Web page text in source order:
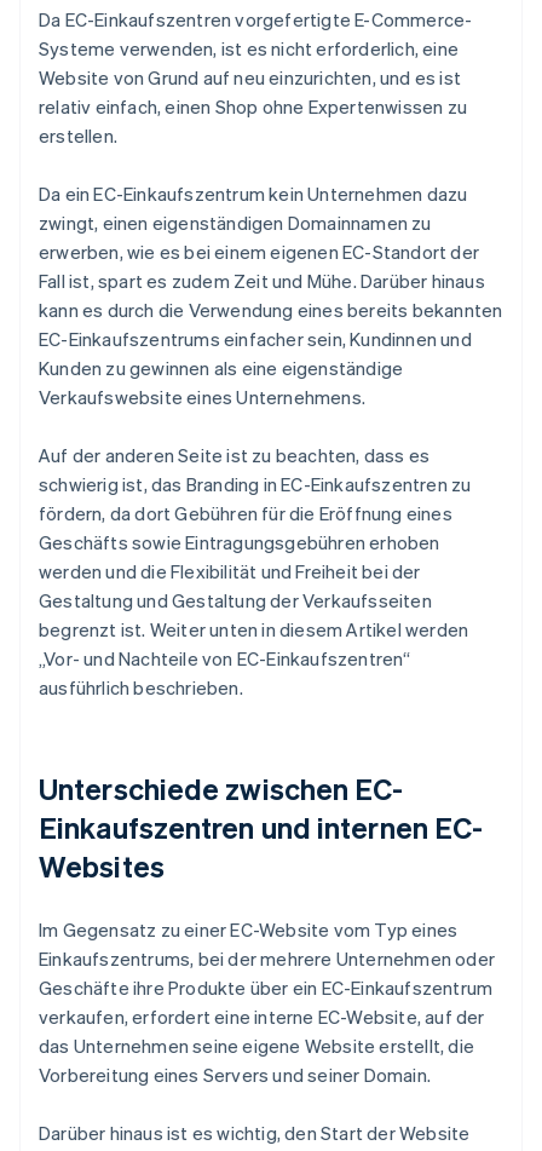
Da EC-Einkaufszentren vorgefertigte E-Commerce-
Systeme verwenden, ist es nicht erforderlich, eine
Website von Grund auf neu einzurichten, und es ist
relativ einfach, einen Shop ohne Expertenwissen zu
erstellen.
Da ein EC-Einkaufszentrum kein Unternehmen dazu
zwingt, einen eigenständigen Domainnamen zu
erwerben, wie es bei einem eigenen EC-Standort der
Fall ist, spart es zudem Zeit und Mühe. Darüber hinaus
kann es durch die Verwendung eines bereits bekannten
EC-Einkaufszentrums einfacher sein, Kundinnen und
Kunden zu gewinnen als eine eigenständige
Verkaufswebsite eines Unternehmens.
Auf der anderen Seite ist zu beachten, dass es
schwierig ist, das Branding in EC-Einkaufszentren zu
fördern, da dort Gebühren für die Eröffnung eines
Geschäfts sowie Eintragungsgebühren erhoben
werden und die Flexibilität und Freiheit bei der
Gestaltung und Gestaltung der Verkaufsseiten
begrenzt ist. Weiter unten in diesem Artikel werden
„Vor- und Nachteile von EC-Einkaufszentren“
ausführlich beschrieben.
Unterschiede zwischen EC-
Einkaufszentren und internen EC-
Websites
Im Gegensatz zu einer EC-Website vom Typ eines
Einkaufszentrums, bei der mehrere Unternehmen oder
Geschäfte ihre Produkte über ein EC-Einkaufszentrum
verkaufen, erfordert eine interne EC-Website, auf der
das Unternehmen seine eigene Website erstellt, die
Vorbereitung eines Servers und seiner Domain.
Darüber hinaus ist es wichtig, den Start der Website